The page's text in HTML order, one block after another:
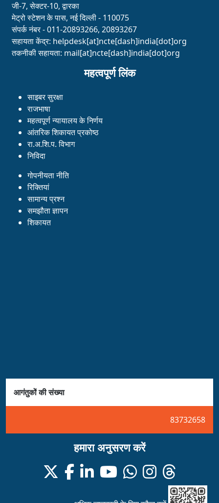
जी-7, सेक्टर-10, द्वारका
मेट्रो स्टेशन के पास, नई दिल्ली - 110075
संपर्क नंबर - 011-20893266, 20893267
सहायता केंद्र: helpdesk[at]ncte[dash]india[dot]org
तकनीकी सहायता: mail[at]ncte[dash]india[dot]org
महत्वपूर्ण लिंक
साइबर सुरक्षा
राजभाषा
महत्वपूर्ण न्यायालय के निर्णय
आंतरिक शिकायत प्रकोष्ठ
रा.अ.शि.प. विभाग
निविदा
गोपनीयता नीति
रिक्तियां
सामान्य प्रश्न
समझौता ज्ञापन
शिकायत
आगंतुकों की संख्या
83732658
हमारा अनुसरण करें